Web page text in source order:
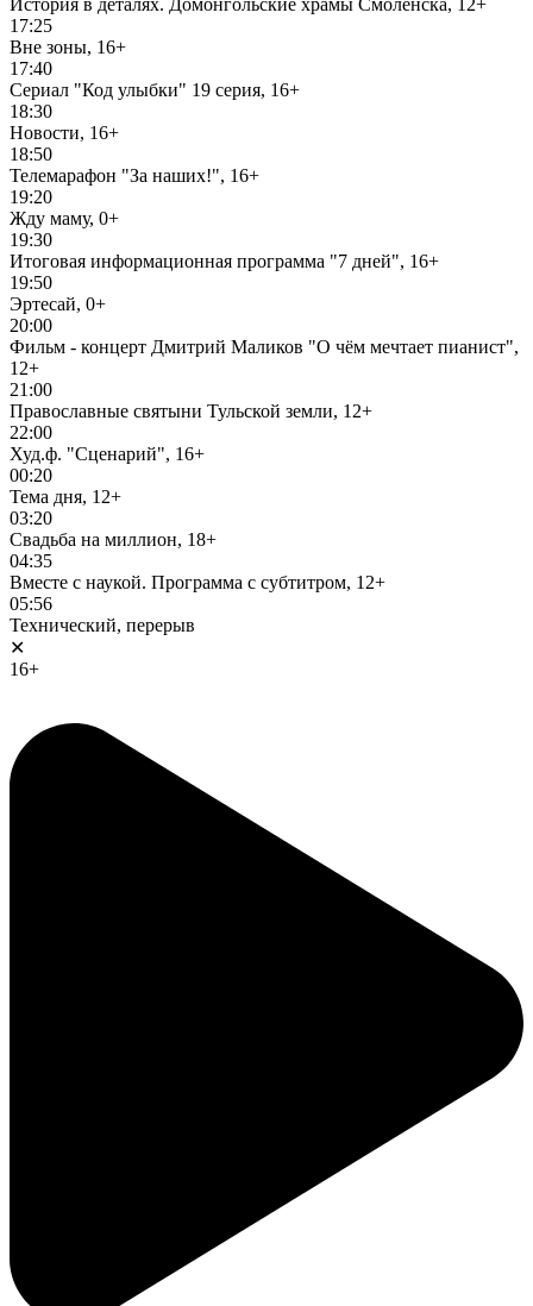
История в деталях. Домонгольские храмы Смоленска, 12+
17:25
Вне зоны, 16+
17:40
Сериал "Код улыбки" 19 серия, 16+
18:30
Новости, 16+
18:50
Телемарафон "За наших!", 16+
19:20
Жду маму, 0+
19:30
Итоговая информационная программа "7 дней", 16+
19:50
Эртесай, 0+
20:00
Фильм - концерт Дмитрий Маликов "О чём мечтает пианист",
12+
21:00
Православные святыни Тульской земли, 12+
22:00
Худ.ф. "Сценарий", 16+
00:20
Тема дня, 12+
03:20
Свадьба на миллион, 18+
04:35
Вместе с наукой. Программа с субтитром, 12+
05:56
Технический, перерыв
✕
16+